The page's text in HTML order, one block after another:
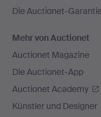
Die Auctionet-
Mehr von Auctionet
Auctionet Magazine
Die Auctionet-App
Auctionet Academy
Künstler und Designer